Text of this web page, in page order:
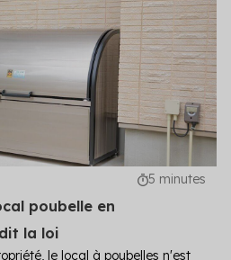
5 minutes
poubelle en
la loi
le local à poubelles n'est